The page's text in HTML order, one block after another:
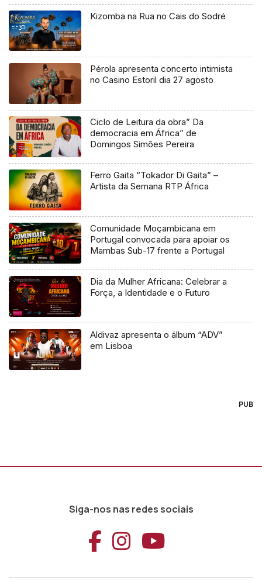
Kizomba na Rua no Cais do Sodré
Pérola apresenta concerto intimista
no Casino Estoril dia 27 agosto
Ciclo de Leitura da obra” Da
democracia em África” de
Domingos Simões Pereira
Ferro Gaita “Tokador Di Gaita” –
Artista da Semana RTP África
Comunidade Moçambicana em
Portugal convocada para apoiar os
Mambas Sub-17 frente a Portugal
Dia da Mulher Africana: Celebrar a
Força, a Identidade e o Futuro
Aldivaz apresenta o álbum “ADV”
em Lisboa
PUB
Siga-nos nas redes sociais
Aceder ao
Aceder ao
Aceder